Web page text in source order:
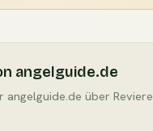
angelguide.de
angelguide.de über Reviere